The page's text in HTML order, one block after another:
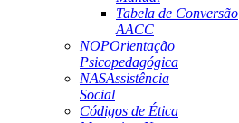
Tabela de Conversão
AACC
NOPOrientação
Psicopedagógica
NASAssistência
Social
Códigos de Ética